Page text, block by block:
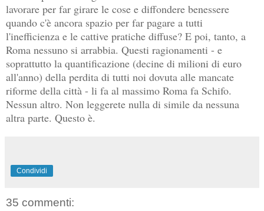
lavorare per far girare le cose e diffondere benessere
quando c'è ancora spazio per far pagare a tutti
l'inefficienza e le cattive pratiche diffuse? E poi, tanto, a
Roma nessuno si arrabbia. Questi ragionamenti - e
soprattutto la quantificazione (decine di milioni di euro
all'anno) della perdita di tutti noi dovuta alle mancate
riforme della città - li fa al massimo Roma fa Schifo.
Nessun altro. Non leggerete nulla di simile da nessuna
altra parte. Questo è.
Condividi
35 commenti: